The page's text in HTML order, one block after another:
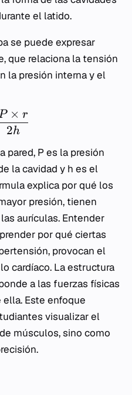
el latido.
se puede expresar
que relaciona la tensión
la presión interna y el
2h
× r
pared, Pes la presión
la cavidad y h es el
explica por qué los
presión, tienen
aurículas. Entender
por qué ciertas
provocan el
cardíaco. La estructura
a las fuerzas físicas
Este enfoque
visualizar el
músculos, sino como